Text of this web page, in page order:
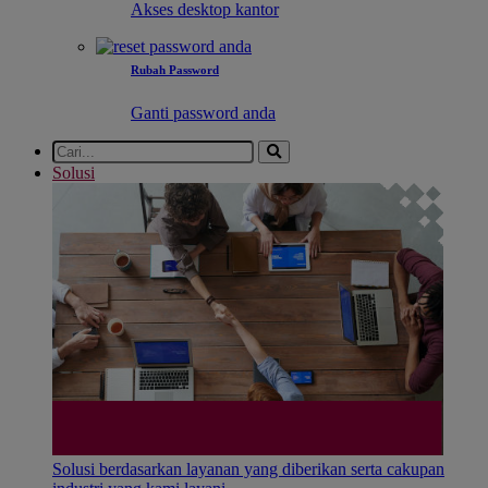
Akses desktop kantor
Rubah Password
Ganti password anda
Solusi
Solusi berdasarkan layanan yang diberikan serta cakupan